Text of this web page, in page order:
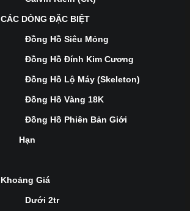
CÁC DÒNG ĐẶC BIỆT
Đồng Hồ Siêu Mỏng
Đồng Hồ Đính Kim Cương
Đồng Hồ Lộ Máy (Skeleton)
Đồng Hồ Vàng 18K
Đồng Hồ Phiên Bản Giới
Hạn
Khoảng Giá
Dưới 2tr